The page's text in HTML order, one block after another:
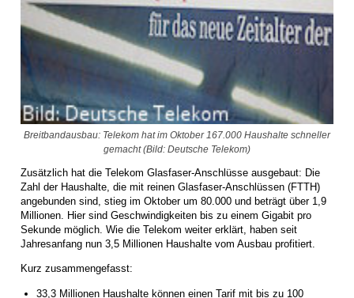
Breitbandausbau: Telekom hat im Oktober 167.000 Haushalte schneller
gemacht (Bild: Deutsche Telekom)
Zusätzlich hat die Telekom Glasfaser-Anschlüsse ausgebaut: Die
Zahl der Haushalte, die mit reinen Glasfaser-Anschlüssen (FTTH)
angebunden sind, stieg im Oktober um 80.000 und beträgt über 1,9
Millionen. Hier sind Geschwindigkeiten bis zu einem Gigabit pro
Sekunde möglich. Wie die Telekom weiter erklärt, haben seit
Jahresanfang nun 3,5 Millionen Haushalte vom Ausbau profitiert.
Kurz zusammengefasst:
33,3 Millionen Haushalte können einen Tarif mit bis zu 100